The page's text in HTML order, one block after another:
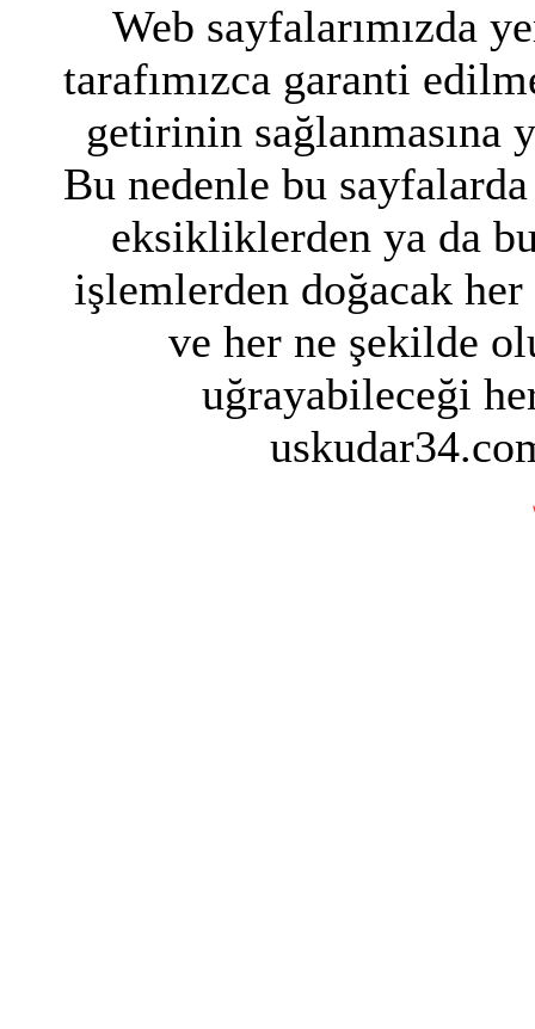
Web sayfalarımızda
tarafımızca garanti
getirinin
Bu nedenle bu
eksikliklerden ya da
işlemlerden doğacak
ve her ne şekilde
uğrayabileceği